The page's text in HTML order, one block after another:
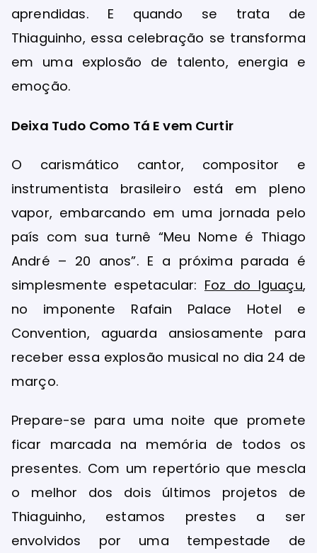
aprendidas. E quando se trata de
Thiaguinho, essa celebração se transforma
em uma explosão de talento, energia e
emoção.
Deixa Tudo Como Tá E vem Curtir
O carismático cantor, compositor e
instrumentista brasileiro está em pleno
vapor, embarcando em uma jornada pelo
país com sua turnê “Meu Nome é Thiago
André – 20 anos”. E a próxima parada é
simplesmente espetacular: Foz do Iguaçu,
no imponente Rafain Palace Hotel e
Convention, aguarda ansiosamente para
receber essa explosão musical no dia 24 de
março.
Prepare-se para uma noite que promete
ficar marcada na memória de todos os
presentes. Com um repertório que mescla
o melhor dos dois últimos projetos de
Thiaguinho, estamos prestes a ser
envolvidos por uma tempestade de